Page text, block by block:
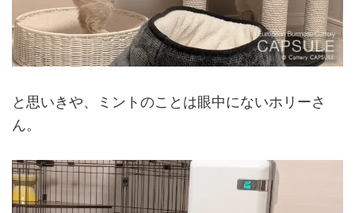
と思いきや、ミントのことは眼中にないホリーさ
ん。